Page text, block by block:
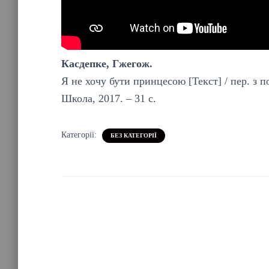
Касдепке, Гжегож.
Я не хочу бути принцесою [Текст] / пер. з
Школа, 2017. – 31 с.
Категорії: БЕЗ КАТЕГОРІЇ